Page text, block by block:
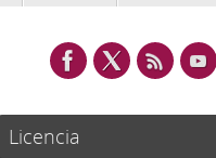
Licencia